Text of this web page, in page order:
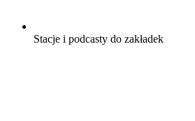
Stacje i podcasty do zakładek